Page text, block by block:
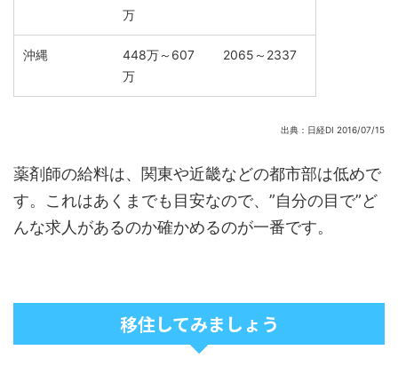
万
沖縄
448万～607
万
2065～2337
出典：日経DI 2016/07/15
薬剤師の給料は、関東や近畿などの都市部は低めで
す。これはあくまでも目安なので、”自分の目で”ど
んな求人があるのか確かめるのが一番です。
移住してみましょう